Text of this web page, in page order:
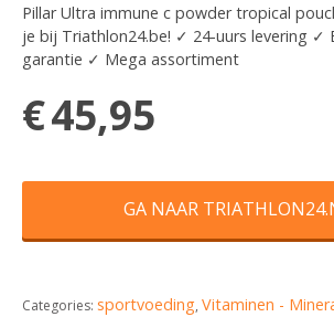
Pillar Ultra immune c powder tropical
je bij Triathlon24.be! ✓ 24-uurs levering ✓
garantie ✓ Mega assortiment
€45,95
GA NAAR
Categories: sportvoeding, Vitaminen -